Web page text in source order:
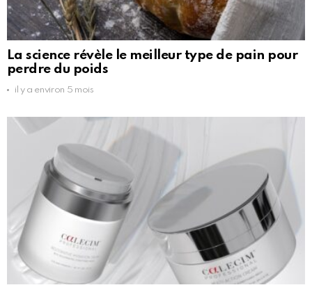
La science révèle le meilleur type de pain pour
perdre du poids
il y a environ 5 mois